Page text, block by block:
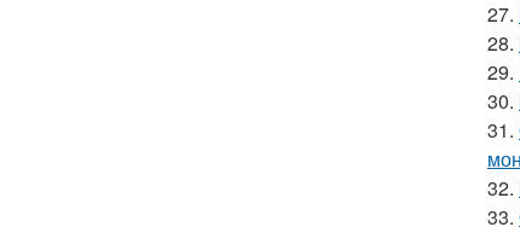
27.
28.
29.
30.
31.
32.
33.